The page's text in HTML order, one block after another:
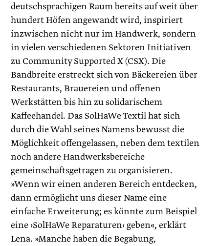
deutschsprachigen Raum bereits auf weit über
hundert Höfen angewandt wird, inspiriert
inzwischen nicht nur im Handwerk, sondern
in vielen verschiedenen Sektoren Initiativen
zu Community Supported X (CSX). Die
Bandbreite erstreckt sich von Bäckereien über
Restaurants, Brauereien und offenen
Werkstätten bis hin zu solidarischem
Kaffeehandel. Das SolHaWe Textil hat sich
durch die Wahl seines Namens bewusst die
Möglichkeit offengelassen, neben dem textilen
noch andere Handwerksbereiche
gemeinschaftsgetragen zu organisieren.
»Wenn wir einen anderen Bereich entdecken,
dann ermöglicht uns dieser Name eine
einfache Erweiterung; es könnte zum Beispiel
eine ›SolHaWe ­Reparaturen‹ geben«, erklärt
Lena. »Manche haben die Begabung,